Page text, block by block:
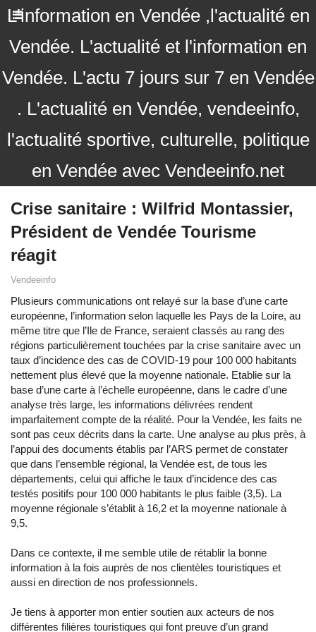
L'information en Vendée ,l'actualité en
Vendée. L'actualité et l'information en
Vendée. L'actu 7 jours sur 7 en Vendée
. L'actualité en Vendée, vendeeinfo,
l'actualité sportive, culturelle, politique
en Vendée avec Vendeeinfo.net
Crise sanitaire : Wilfrid Montassier,
Président de Vendée Tourisme
réagit
Vendeeinfo
Plusieurs communications ont relayé sur la base d’une carte
européenne, l’information selon laquelle les Pays de la Loire, au
même titre que l’Ile de France, seraient classés au rang des
régions particulièrement touchées par la crise sanitaire avec un
taux d’incidence des cas de COVID-19 pour 100 000 habitants
nettement plus élevé que la moyenne nationale. Etablie sur la
base d’une carte à l’échelle européenne, dans le cadre d’une
analyse très large, les informations délivrées rendent
imparfaitement compte de la réalité. Pour la Vendée, les faits ne
sont pas ceux décrits dans la carte. Une analyse au plus près, à
l’appui des documents établis par l’ARS permet de constater
que dans l’ensemble régional, la Vendée est, de tous les
départements, celui qui affiche le taux d’incidence des cas
testés positifs pour 100 000 habitants le plus faible (3,5). La
moyenne régionale s’établit à 16,2 et la moyenne nationale à
9,5.
Dans ce contexte, il me semble utile de rétablir la bonne
information à la fois auprès de nos clientèles touristiques et
aussi en direction de nos professionnels.
Je tiens à apporter mon entier soutien aux acteurs de nos
différentes filières touristiques qui font preuve d’un grand